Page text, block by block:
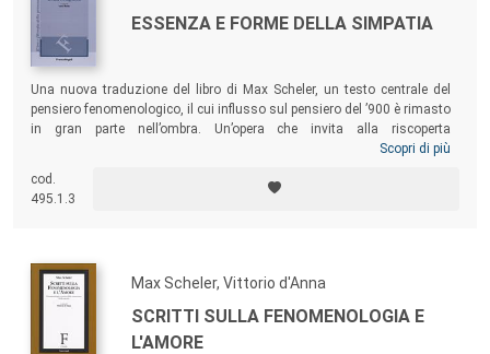
ESSENZA E FORME DELLA SIMPATIA
Una nuova traduzione del libro di Max Scheler, un testo centrale del
pensiero fenomenologico, il cui influsso sul pensiero del ’900 è rimasto
in gran parte nell’ombra. Un’opera che invita alla riscoperta
dell’innovativo approccio scheleriano a questioni filosofiche e
differenziate che anticipano l’interesse, oggi molto vivo in ambito
filosofico, nonché in importanti settori delle scienze cognitive, per le
Scopri di più
cod.
495.1.3
Max Scheler, Vittorio d'Anna
SCRITTI SULLA FENOMENOLOGIA E
L'AMORE